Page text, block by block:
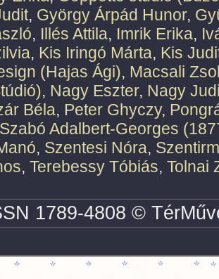
, György Árpád Hunor,
, Illés Attila, Imrik Erika,
, Kis Iringó Márta, Kis
(Hajas Ági), Macsali
, Nagy Eszter, Nagy
Béla, Peter Ghyczy,
Szabó Adalbert-Georges
, Szentesi Nóra,
, Terebessy Tóbiás, Tolnai
1789-4808 ©